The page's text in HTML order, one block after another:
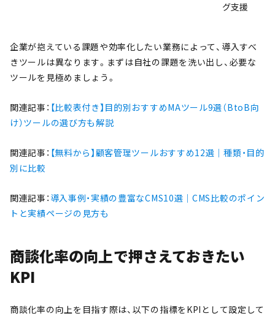
グ支援
企業が抱えている課題や効率化したい業務によって、導入すべ
きツールは異なります。まずは自社の課題を洗い出し、必要な
ツールを見極めましょう。
関連記事： 【比較表付き】目的別おすすめMAツール9選（BtoB向
け）ツールの選び方も解説
関連記事： 【無料から】顧客管理ツールおすすめ12選｜種類・目的
別に比較
関連記事：導入事例・実績の豊富なCMS10選｜CMS比較のポイン
トと実績ページの見方も
商談化率の向上で押さえておきたい
KPI
商談化率の向上を目指す際は、以下の指標をKPIとして設定して